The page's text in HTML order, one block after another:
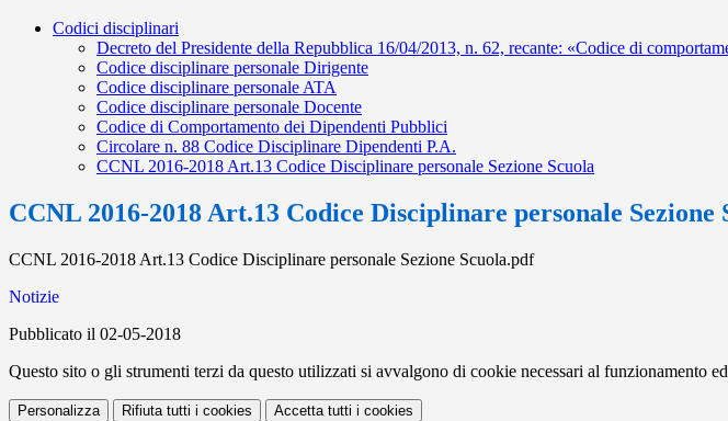
Codici disciplinari
Decreto del Presidente della Repubblica 16/04/2013, n. 62, recante: «Codice di
Codice disciplinare personale Dirigente
Codice disciplinare personale ATA
Codice disciplinare personale Docente
Codice di Comportamento dei Dipendenti Pubblici
Circolare n. 88 Codice Disciplinare Dipendenti P.A.
CCNL 2016-2018 Art.13 Codice Disciplinare personale Sezione Scuola
CCNL 2016-2018 Art.13 Codice Disciplinare personale Sezione
CCNL 2016-2018 Art.13 Codice Disciplinare personale Sezione Scuola.pdf
Notizie
Pubblicato il 02-05-2018
Questo sito o gli strumenti terzi da questo utilizzati si avvalgono di cookie necessari al funzionamento
Personalizza Rifiuta tutti i cookies Accetta tutti i cookies